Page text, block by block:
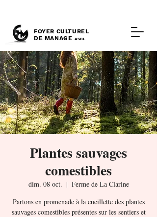
FOYER CULTUREL
DE MANAGE ASBL
Plantes sauvages
comestibles
dim. 08 oct.
  |
Ferme de La Clarine
Partons en promenade à la cueillette des plantes
sauvages comestibles présentes sur les sentiers et